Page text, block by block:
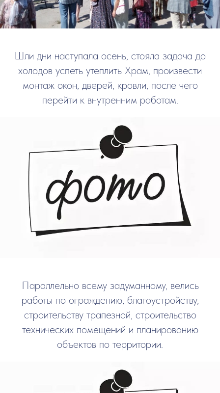
Шли дни наступала осень, стояла задача до
холодов успеть утеплить Храм, произвести
монтаж окон, дверей, кровли, после чего
перейти к внутренним работам.
Параллельно всему задуманному, велись
работы по ограждению, благоустройству,
строительству трапезной, строительство
технических помещений и планированию
объектов по территории.